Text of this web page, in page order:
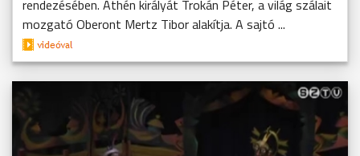
rendezésében. Athén királyát Trokán Péter, a világ szálait
mozgató Oberont Mertz Tibor alakítja. A sajtó ...